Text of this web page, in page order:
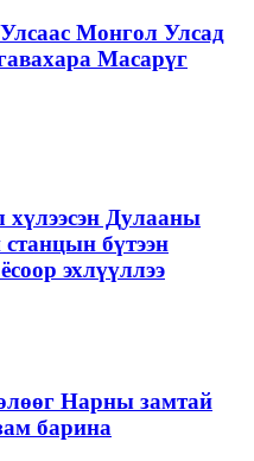
Монгол Улсад
Масарүг
Дулааны
бүтээн
эхлүүллээ
Нарны замтай
барина